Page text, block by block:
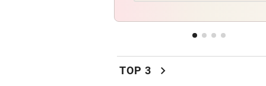
Kunden ist das egal“
Schmierfink entlarvt
TOP 3 chevron_right